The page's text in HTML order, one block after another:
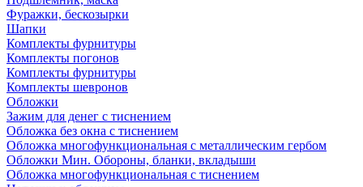
Фуражки, бескозырки
Шапки
Комплекты фурнитуры
Комплекты погонов
Комплекты фурнитуры
Комплекты шевронов
Обложки
Зажим для денег с тиснением
Обложка без окна с тиснением
Обложка многофункциональная с металлическим гербом
Обложки Мин. Обороны, бланки, вкладыши
Обложка многофункциональная с тиснением